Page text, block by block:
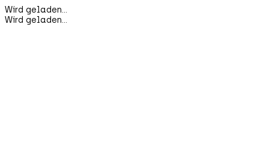
Wird geladen...
Wird geladen...